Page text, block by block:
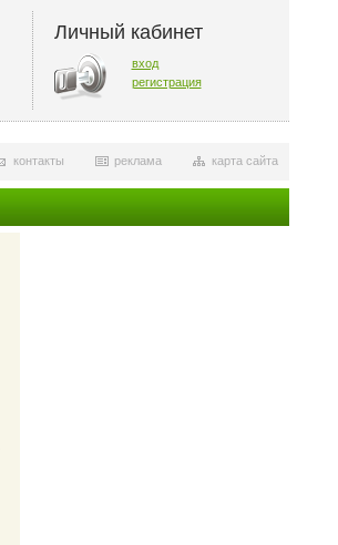
Личный кабинет
вход
регистрация
карта сайта
реклама
контакты